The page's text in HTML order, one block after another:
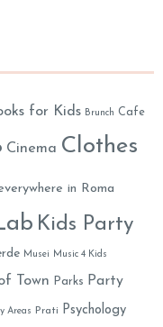
for Kids Brunch Cafe
Cinema Clothes
in Roma
Kids Party
Musei Music 4 Kids
Town Parks
Party
Areas Prati Psychology